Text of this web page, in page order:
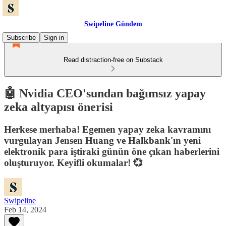
Swipeline Gündem
Subscribe
Sign in
Read distraction-free on Substack
🤖 Nvidia CEO'sundan bağımsız yapay
zeka altyapısı önerisi
Herkese merhaba! Egemen yapay zeka kavramını
vurgulayan Jensen Huang ve Halkbank'ın yeni
elektronik para iştiraki günün öne çıkan haberlerini
oluşturuyor. Keyifli okumalar! 💞
Swipeline
Feb 14, 2024